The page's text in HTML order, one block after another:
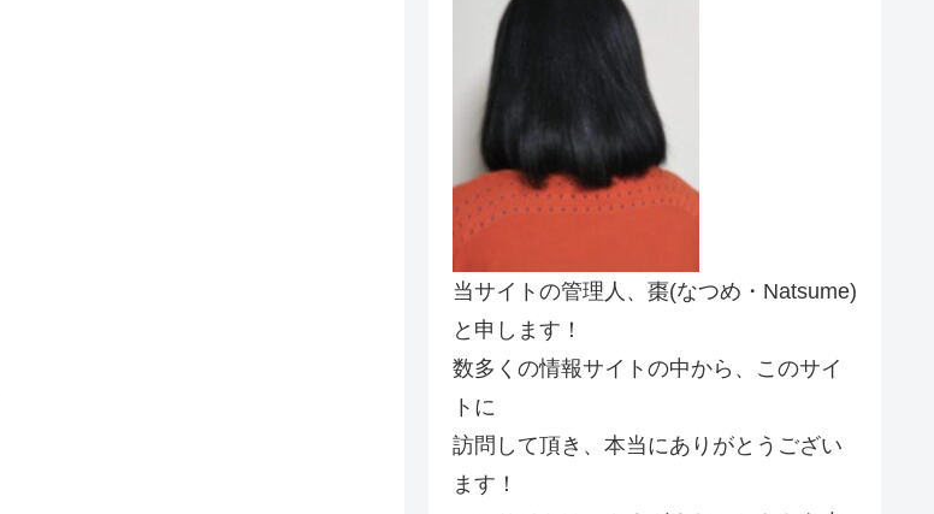
当サイトの管理人、棗(なつめ・Natsume)
と申します！
数多くの情報サイトの中から、このサイ
トに
訪問して頂き、本当にありがとうござい
ます！